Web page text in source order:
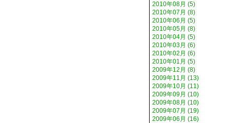
2010年08月 (5)
2010年07月 (8)
2010年06月 (5)
2010年05月 (8)
2010年04月 (5)
2010年03月 (6)
2010年02月 (6)
2010年01月 (5)
2009年12月 (8)
2009年11月 (13)
2009年10月 (11)
2009年09月 (10)
2009年08月 (10)
2009年07月 (19)
2009年06月 (16)